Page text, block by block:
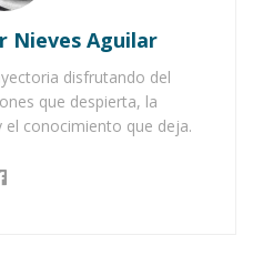
Nieves Aguilar
disfrutando del
que despierta, la
conocimiento que deja.